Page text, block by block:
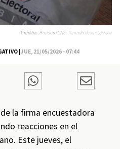
|JUE, 21/05/2026 - 07:44
Créditos:Bandera CNE. Tomada de cne.gov.co
la firma encuestadora
reacciones en el
Este jueves, el